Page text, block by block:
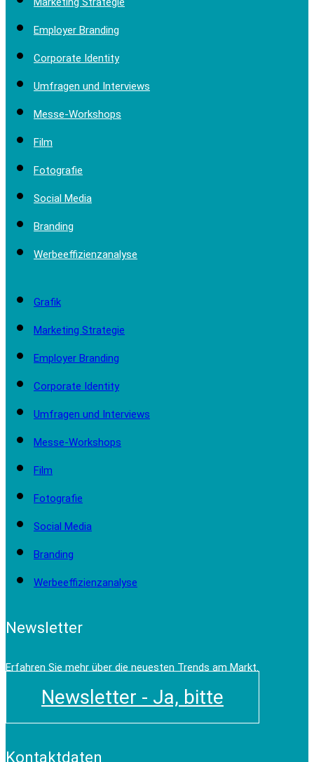
Employer Branding
Corporate Identity
Umfragen und Interviews
Messe-Workshops
Film
Fotografie
Social Media
Branding
Werbeeffizienzanalyse
Grafik
Marketing Strategie
Employer Branding
Corporate Identity
Umfragen und Interviews
Messe-Workshops
Film
Fotografie
Social Media
Branding
Werbeeffizienzanalyse
Newsletter
Erfahren Sie mehr über die neuesten Trends am Markt.
Newsletter - Ja, bitte
Kontaktdaten